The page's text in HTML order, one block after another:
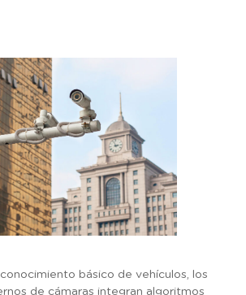
básico de vehículos, los
de cámaras integran algoritmos